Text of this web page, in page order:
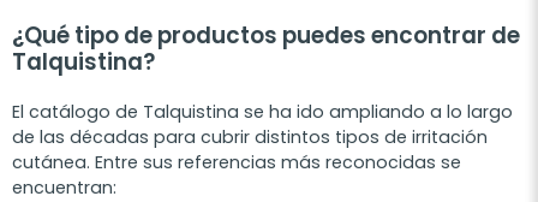
¿Qué tipo de productos puedes encontrar de
Talquistina?
El catálogo de Talquistina se ha ido ampliando a lo largo
de las décadas para cubrir distintos tipos de irritación
cutánea. Entre sus referencias más reconocidas se
encuentran: